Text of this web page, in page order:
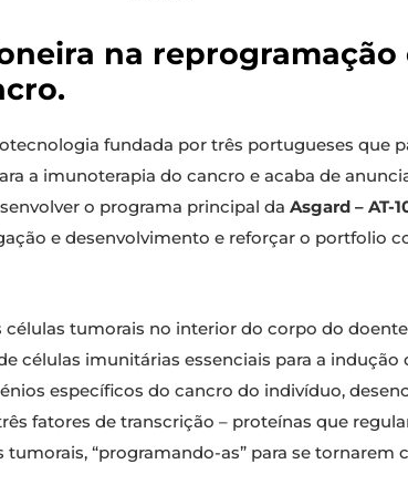
na
fundada por três portugueses que
a imunoterapia do cancro e acaba de
o programa principal da Asgard – AT-
e desenvolvimento e reforçar o portfolio
células tumorais no interior do corpo do
células imunitárias essenciais para a
específicos do cancro do indivíduo,
fatores de transcrição – proteínas que
“programando-as” para se tornarem